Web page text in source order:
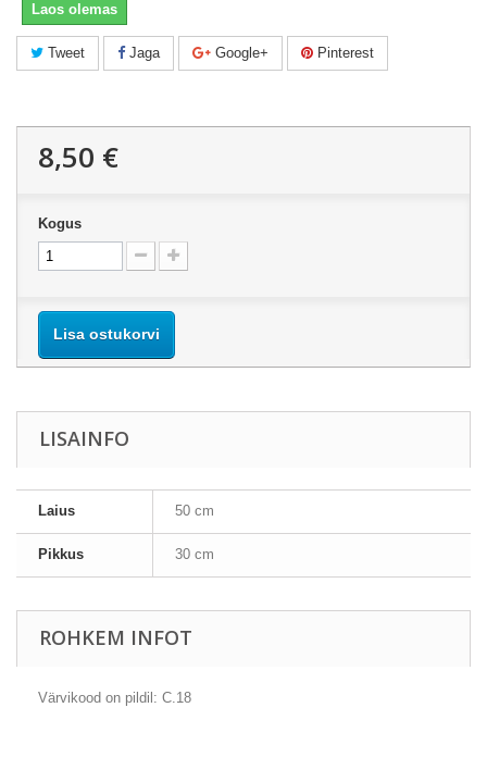
Laos olemas
Tweet Jaga Google+ Pinterest
8,50 €
Kogus
Lisa ostukorvi
LISAINFO
Laius 50 cm
Pikkus 30 cm
ROHKEM INFOT
Värvikood on pildil: C.18